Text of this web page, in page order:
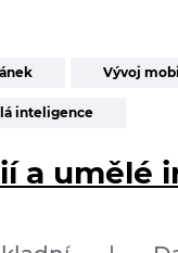
Vývoj
inteligence
a umělé